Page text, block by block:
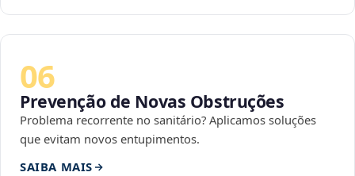
06
Prevenção de Novas Obstruções
Problema recorrente no sanitário? Aplicamos soluções
que evitam novos entupimentos.
SAIBA MAIS